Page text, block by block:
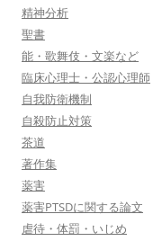
精神分析
聖書
能・歌舞伎・文楽など
臨床心理士・公認心理師
自我防衛機制
自殺防止対策
茶道
著作集
薬害
薬害PTSDに関する論文
虐待・体罰・いじめ